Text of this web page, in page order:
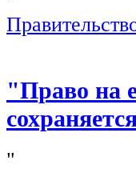
"Право на
"